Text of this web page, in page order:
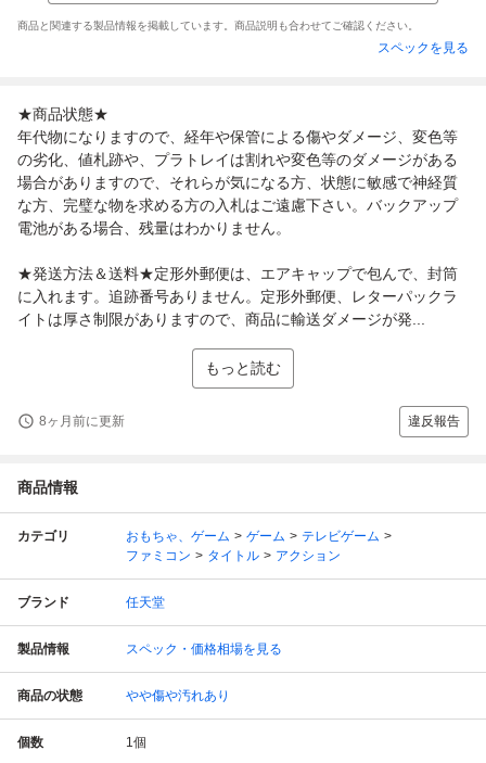
商品と関連する製品情報を掲載しています。商品説明も合わせてご確認ください。
スペックを見る
★商品状態★
年代物になりますので、経年や保管による傷やダメージ、変色等
の劣化、値札跡や、プラトレイは割れや変色等のダメージがある
場合がありますので、それらが気になる方、状態に敏感で神経質
な方、完璧な物を求める方の入札はご遠慮下さい。バックアップ
電池がある場合、残量はわかりません。
★発送方法＆送料★定形外郵便は、エアキャップで包んで、封筒
に入れます。追跡番号ありません。定形外郵便、レターパックラ
イトは厚さ制限がありますので、商品に輸送ダメージが発...
もっと読む
8ヶ月前に更新 違反報告
商品情報
カテゴリ おもちゃ、ゲーム ゲーム
テレビゲーム
ファミコン
タイトル アクション
ブランド 任天堂
製品情報 スペック・価格相場を見る
商品の状態 やや傷や汚れあり
個数 1個